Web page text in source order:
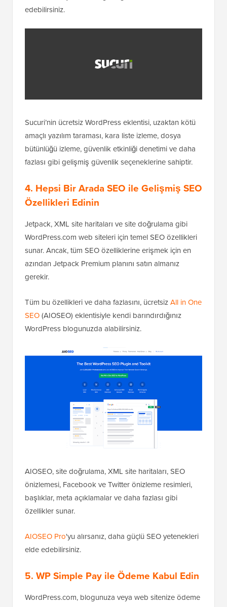
edebilirsiniz.
Sucuri’nin ücretsiz WordPress eklentisi, uzaktan kötü
amaçlı yazılım taraması, kara liste izleme, dosya
bütünlüğü izleme, güvenlik etkinliği denetimi ve daha
fazlası gibi gelişmiş güvenlik seçeneklerine sahiptir.
4. Hepsi Bir Arada SEO ile Gelişmiş SEO
Özellikleri Edinin
Jetpack, XML site haritaları ve site doğrulama gibi
WordPress.com web siteleri için temel SEO özellikleri
sunar. Ancak, tüm SEO özelliklerine erişmek için en
azından Jetpack Premium planını satın almanız
gerekir.
Tüm bu özellikleri ve daha fazlasını, ücretsizAll in One
SEO(AIOSEO) eklentisiyle kendi barındırdığınız
WordPress blogunuzda alabilirsiniz.
AIOSEO, site doğrulama, XML site haritaları, SEO
önizlemesi, Facebook ve Twitter önizleme resimleri,
başlıklar, meta açıklamalar ve daha fazlası gibi
özellikler sunar.
AIOSEO Pro'yu alırsanız, daha güçlü SEO yetenekleri
elde edebilirsiniz.
5. WP Simple Pay ile Ödeme Kabul Edin
WordPress.com, blogunuza veya web sitenize ödeme